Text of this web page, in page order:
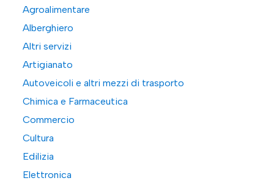
Agroalimentare
Alberghiero
Altri servizi
Artigianato
Autoveicoli e altri mezzi di trasporto
Chimica e Farmaceutica
Commercio
Cultura
Edilizia
Elettronica